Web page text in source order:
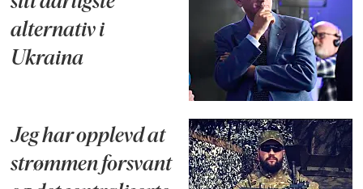
alternativ i
Ukraina
Jeg har opplevd at
strømmen forsvant